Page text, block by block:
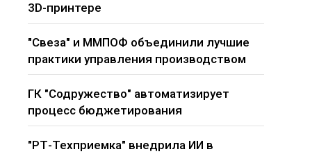
3D-принтере
"Свеза" и ММПОФ объединили лучшие
практики управления производством
ГК "Содружество" автоматизирует
процесс бюджетирования
"РТ-Техприемка" внедрила ИИ в